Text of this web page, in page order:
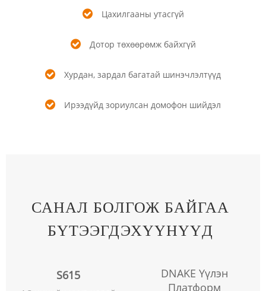
Цахилгааны утасгүй
Дотор төхөөрөмж байхгүй
Хурдан, зардал багатай шинэчлэлтүүд
Ирээдүйд зориулсан домофон шийдэл
САНАЛ БОЛГОЖ БАЙГАА
БҮТЭЭГДЭХҮҮНҮҮД
S615
DNAKE Үүлэн
Платформ